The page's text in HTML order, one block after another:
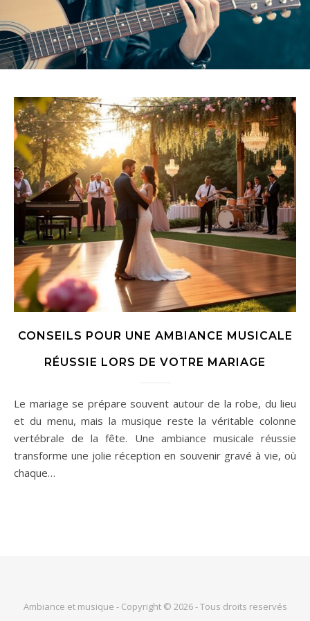
CONSEILS POUR UNE AMBIANCE MUSICALE
RÉUSSIE LORS DE VOTRE MARIAGE
Le mariage se prépare souvent autour de la robe, du lieu
et du menu, mais la musique reste la véritable colonne
vertébrale de la fête. Une ambiance musicale réussie
transforme une jolie réception en souvenir gravé à vie, où
chaque…
Ambiance et musique - Copyright © 2026 - Tous droits reservés